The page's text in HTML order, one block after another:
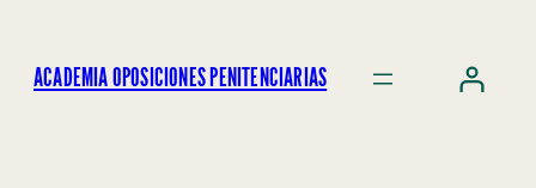
ACADEMIA OPOSICIONES PENITENCIARIAS